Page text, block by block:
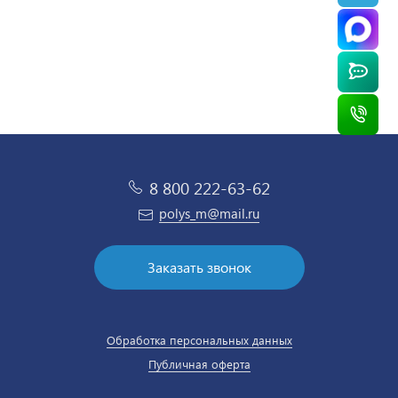
8 800 222-63-62
polys_m@mail.ru
Заказать звонок
Обработка персональных данных
Публичная оферта